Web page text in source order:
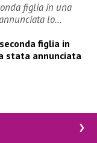
figlia in una
lo…
figlia in
stata annunciata
La notizia,